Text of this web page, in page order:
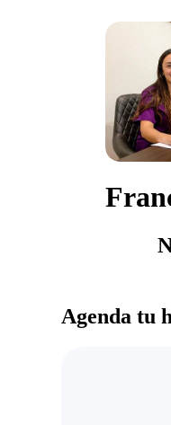
Agenda tu